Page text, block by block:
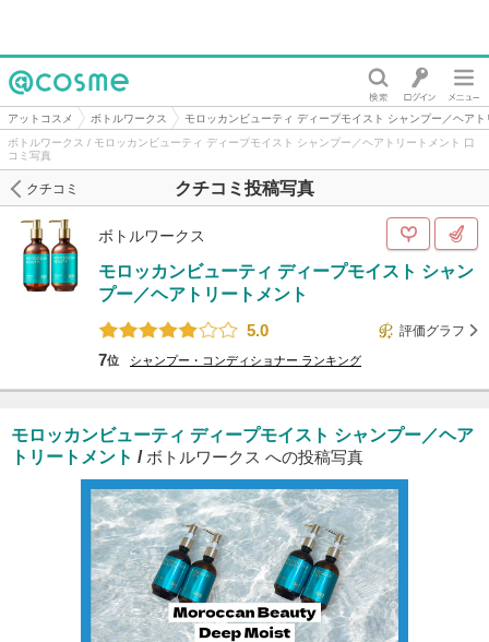
@cosme
アットコスメ ボトルワークス
モロッカンビューティ ディープモイスト シャンプー／ヘアト
ボトルワークス / モロッカンビューティ ディープモイスト シャンプー／ヘアトリートメント 口
コミ写真
クチコミ投稿写真
クチコミ
ボトルワークス
モロッカンビューティ ディープモイスト シャン
プー／ヘアトリートメント
5.0
評価グラフ
7位 シャンプー・コンディショナー ランキング
モロッカンビューティ ディープモイスト シャンプー／ヘア
トリートメント / ボトルワークス への投稿写真